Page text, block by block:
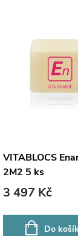
VITABLOCS
2M2 5 ks
3 497 Kč
Do